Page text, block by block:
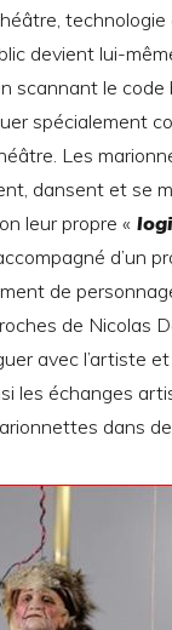
technologie
devient lui-
scannant le code
spécialement
Les
dansent et se
leur propre «
d’un
de
de Nicolas
avec l’artiste
les échanges
dans